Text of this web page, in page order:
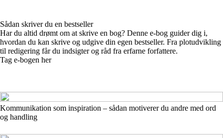
Sådan skriver du en bestseller
Har du altid drømt om at skrive en bog? Denne e-bog guider dig i,
hvordan du kan skrive og udgive din egen bestseller. Fra plotudvikling
til redigering får du indsigter og råd fra erfarne forfattere.
Tag e-bogen her
Kommunikation som inspiration – sådan motiverer du andre med ord
og handling